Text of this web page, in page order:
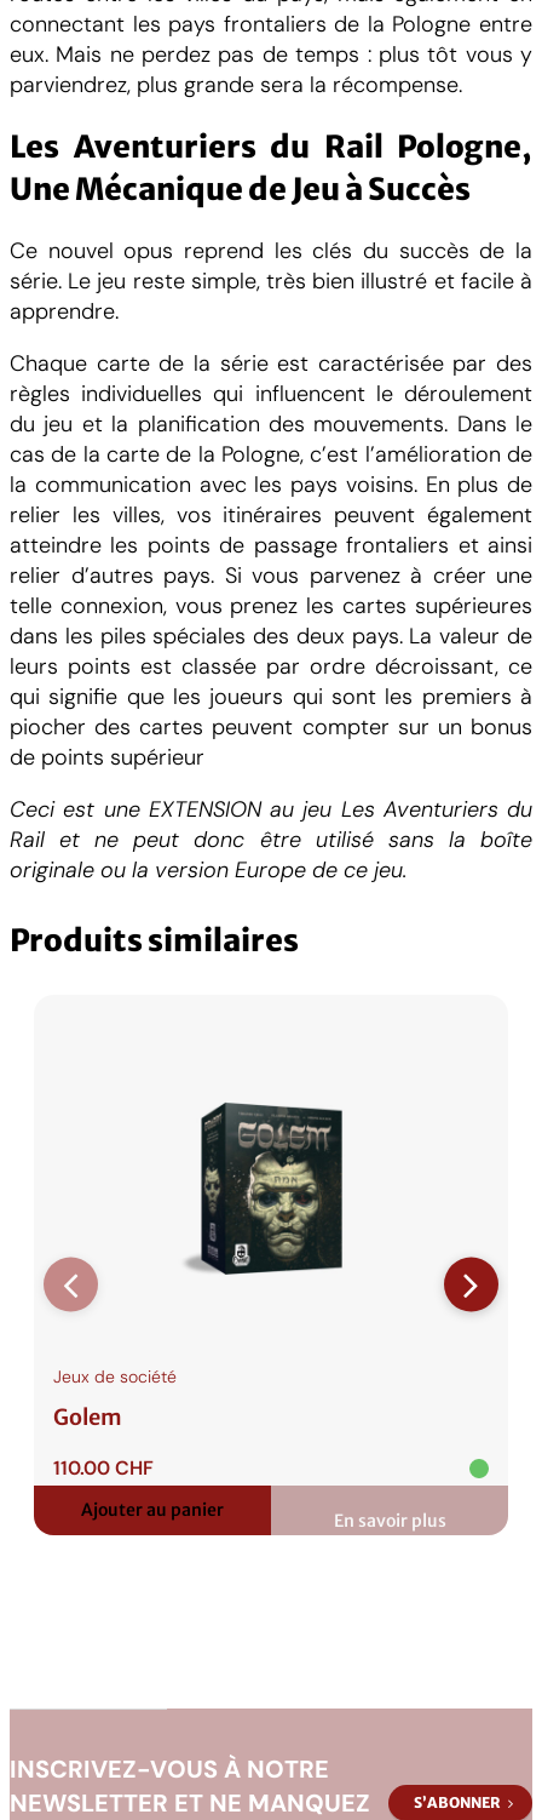
P
o
l
g
n
connectant les pays frontaliers de la Pologne entre
eux. Mais ne perdez pas de temps : plus tôt vous y
parviendrez, plus grande sera la récompense.
Les Aventuriers du Rail Pologne,
Une Mécanique de Jeu à Succès
Ce nouvel opus reprend les clés du succès de la
série. Le jeu reste simple, très bien illustré et facile à
apprendre.
Chaque carte de la série est caractérisée par des
règles individuelles qui influencent le déroulement
du jeu et la planification des mouvements. Dans le
cas de la carte de la Pologne, c’est l’amélioration de
la communication avec les pays voisins. En plus de
relier les villes, vos itinéraires peuvent également
atteindre les points de passage frontaliers et ainsi
relier d’autres pays. Si vous parvenez à créer une
telle connexion, vous prenez les cartes supérieures
dans les piles spéciales des deux pays. La valeur de
leurs points est classée par ordre décroissant, ce
qui signifie que les joueurs qui sont les premiers à
piocher des cartes peuvent compter sur un bonus
de points supérieur
Ceci est une EXTENSION au jeu Les Aventuriers du
Rail et ne peut donc être utilisé sans la boîte
originale ou la version Europe de ce jeu.
Produits similaires
Jeux de société
Golem
110.00CHF
Ajouter au panier
En savoir plus
:
INSCRIVEZ-VOUS À NOTRE
NEWSLETTER ET NE MANQUEZ
S’ABONNER